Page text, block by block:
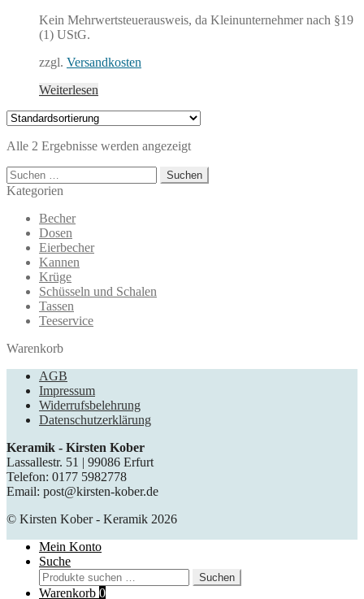
Kein Mehrwertsteuerausweis, da Kleinunternehmer nach §19
(1) UStG.
zzgl. Versandkosten
Weiterlesen
Alle 2 Ergebnisse werden angezeigt
Suchen
nach:
Kategorien
Becher
Dosen
Eierbecher
Kannen
Krüge
Schüsseln und Schalen
Tassen
Teeservice
Warenkorb
AGB
Impressum
Widerrufsbelehrung
Datenschutzerklärung
Keramik - Kirsten Kober
Lassallestr. 51 | 99086 Erfurt
Telefon: 0177 5982778
Email: post@kirsten-kober.de
© Kirsten Kober - Keramik 2026
Mein Konto
Suche
Suche
nach:
Suchen
Warenkorb 0